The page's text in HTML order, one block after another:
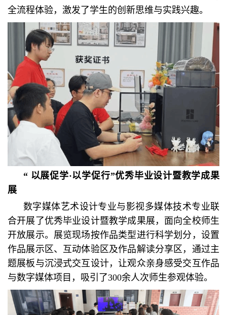
全流程体验，激发了学生的创新思维与实践兴趣。
“ 以展促学·以学促行”优秀毕业设计暨教学成果
展
数字媒体艺术设计专业与影视多媒体技术专业联
合开展了优秀毕业设计暨教学成果展，面向全校师生
开放展示。展览现场按作品类型进行科学划分，设置
作品展示区、互动体验区及作品解读分享区，通过主
题展板与沉浸式交互设计，让观众亲身感受交互作品
与数字媒体项目，吸引了300余人次师生参观体验。